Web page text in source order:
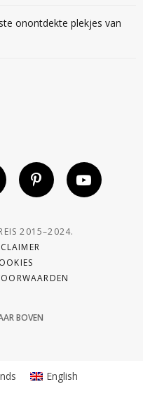
onontdekte plekjes van
2015–2024.
BOVEN
English